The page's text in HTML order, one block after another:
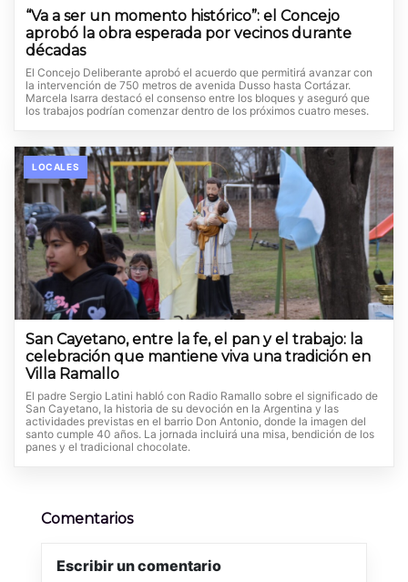
“Va a ser un momento histórico”: el Concejo
aprobó la obra esperada por vecinos durante
décadas
El Concejo Deliberante aprobó el acuerdo que permitirá avanzar con
la intervención de 750 metros de avenida Dusso hasta Cortázar.
Marcela Isarra destacó el consenso entre los bloques y aseguró que
los trabajos podrían comenzar dentro de los próximos cuatro meses.
LOCALES
San Cayetano, entre la fe, el pan y el trabajo: la
celebración que mantiene viva una tradición en
Villa Ramallo
El padre Sergio Latini habló con Radio Ramallo sobre el significado de
San Cayetano, la historia de su devoción en la Argentina y las
actividades previstas en el barrio Don Antonio, donde la imagen del
santo cumple 40 años. La jornada incluirá una misa, bendición de los
panes y el tradicional chocolate.
Comentarios
Escribir un comentario